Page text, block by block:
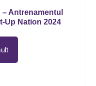
Antrenamentul
Up Nation 2024